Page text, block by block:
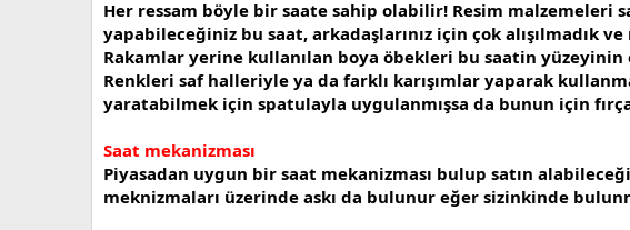
Her ressam böyle bir saate sahip olabilir! Resim
yapabileceğiniz bu saat, arkadaşlarınız için çok alışılmadık
Rakamlar yerine kullanılan boya öbekleri bu saatin
Renkleri saf halleriyle ya da farklı karışımlar yaparak
yaratabilmek için spatulayla uygulanmışsa da bunun için
Saat mekanizması
Piyasadan uygun bir saat mekanizması bulup satın
meknizmaları üzerinde askı da bulunur eğer sizinkinde